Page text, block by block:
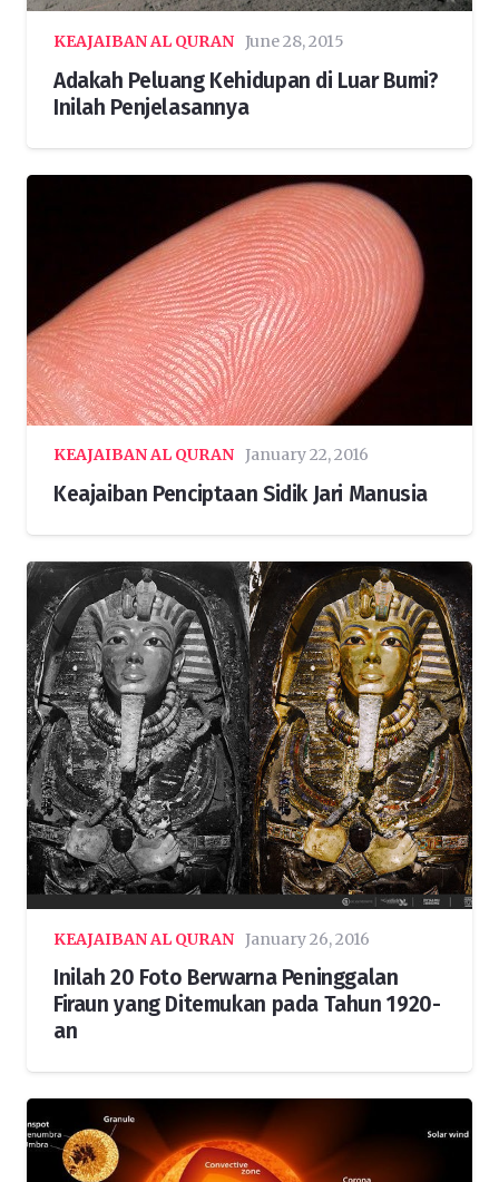
KEAJAIBAN AL QURAN June 28, 2015
Adakah Peluang Kehidupan di Luar Bumi?
Inilah Penjelasannya
KEAJAIBAN AL QURAN January 22, 2016
Keajaiban Penciptaan Sidik Jari Manusia
KEAJAIBAN AL QURAN January 26, 2016
Inilah 20 Foto Berwarna Peninggalan
Firaun yang Ditemukan pada Tahun 1920-
an